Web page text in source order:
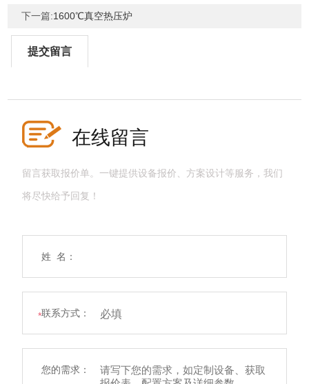
下一篇:1600℃真空热压炉
提交留言
在线留言
留言获取报价单。一键提供设备报价、方案设计等服务，我们
将尽快给予回复！
姓 名：
*联系方式：
您的需求：